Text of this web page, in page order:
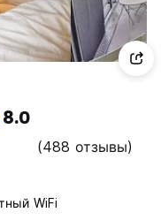
8.0
(488 отзывы)
WiFi